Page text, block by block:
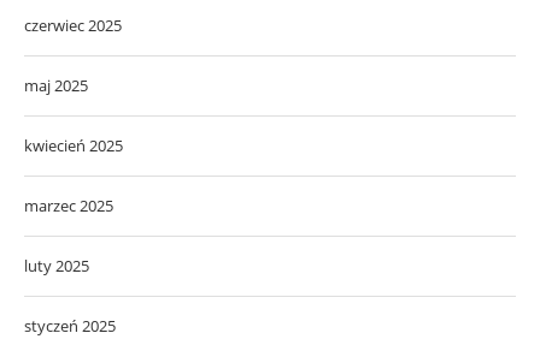
czerwiec 2025
maj 2025
kwiecień 2025
marzec 2025
luty 2025
styczeń 2025